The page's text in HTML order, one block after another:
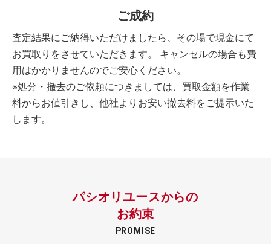
ご成約
査定結果にご納得いただけましたら、その場で現金にて
お買取りをさせていただきます。 キャンセルの場合も費
用はかかりませんのでご安心ください。
※処分・撤去のご依頼につきましては、買取金額を作業
料からお値引きし、他社よりお安い撤去料をご提示いた
します。
パシオリユースからの
お約束
PROMISE